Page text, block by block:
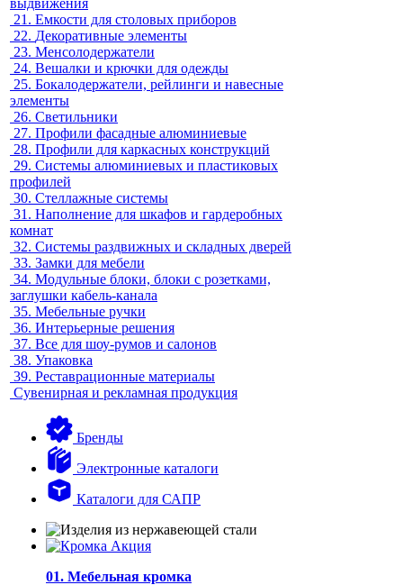
выдвижения
21. Емкости для столовых приборов
22. Декоративные элементы
23. Менсолодержатели
24. Вешалки и крючки для одежды
25. Бокалодержатели, рейлинги и навесные
элементы
26. Светильники
27. Профили фасадные алюминиевые
28. Профили для каркасных конструкций
29. Системы алюминиевых и пластиковых
профилей
30. Стеллажные системы
31. Наполнение для шкафов и гардеробных
комнат
32. Системы раздвижных и складных дверей
33. Замки для мебели
34. Модульные блоки, блоки с розетками,
заглушки кабель-канала
35. Мебельные ручки
36. Интерьерные решения
37. Все для шоу-румов и салонов
38. Упаковка
39. Реставрационные материалы
Сувенирная и рекламная продукция
Бренды
Электронные каталоги
Каталоги для САПР
01. Мебельная кромка